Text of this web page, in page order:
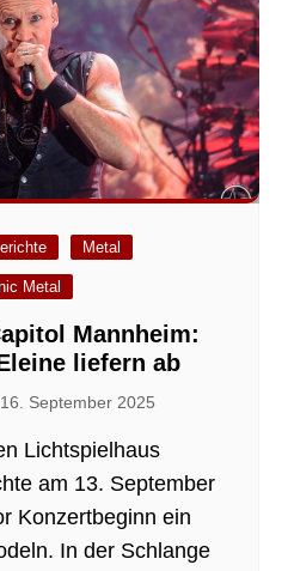
Metal
Metal
Mannheim:
liefern ab
16. September 2025
Lichtspielhaus
am 13. September
Konzertbeginn ein
In der Schlange